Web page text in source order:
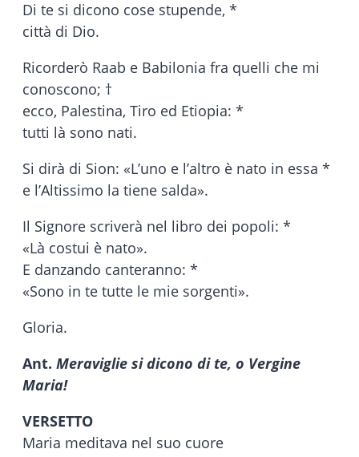
Di te si dicono cose stupende, *
città di Dio.
Ricorderò Raab e Babilonia fra quelli che mi
conoscono; †
ecco, Palestina, Tiro ed Etiopia: *
tutti là sono nati.
Si dirà di Sion: «L’uno e l’altro è nato in essa *
e l’Altissimo la tiene salda».
Il Signore scriverà nel libro dei popoli: *
«Là costui è nato».
E danzando canteranno: *
«Sono in te tutte le mie sorgenti».
Gloria.
Ant. Meraviglie si dicono di te, o Vergine
Maria!
VERSETTO
Maria meditava nel suo cuore